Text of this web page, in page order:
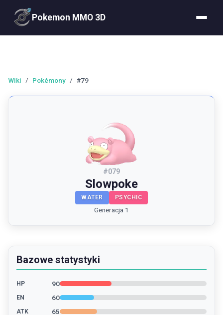
Pokemon MMO 3D
Wiki / Pokémony / #79
#079
Slowpoke
WATER PSYCHIC
Generacja 1
Bazowe statystyki
HP 90
EN 60
ATK 65